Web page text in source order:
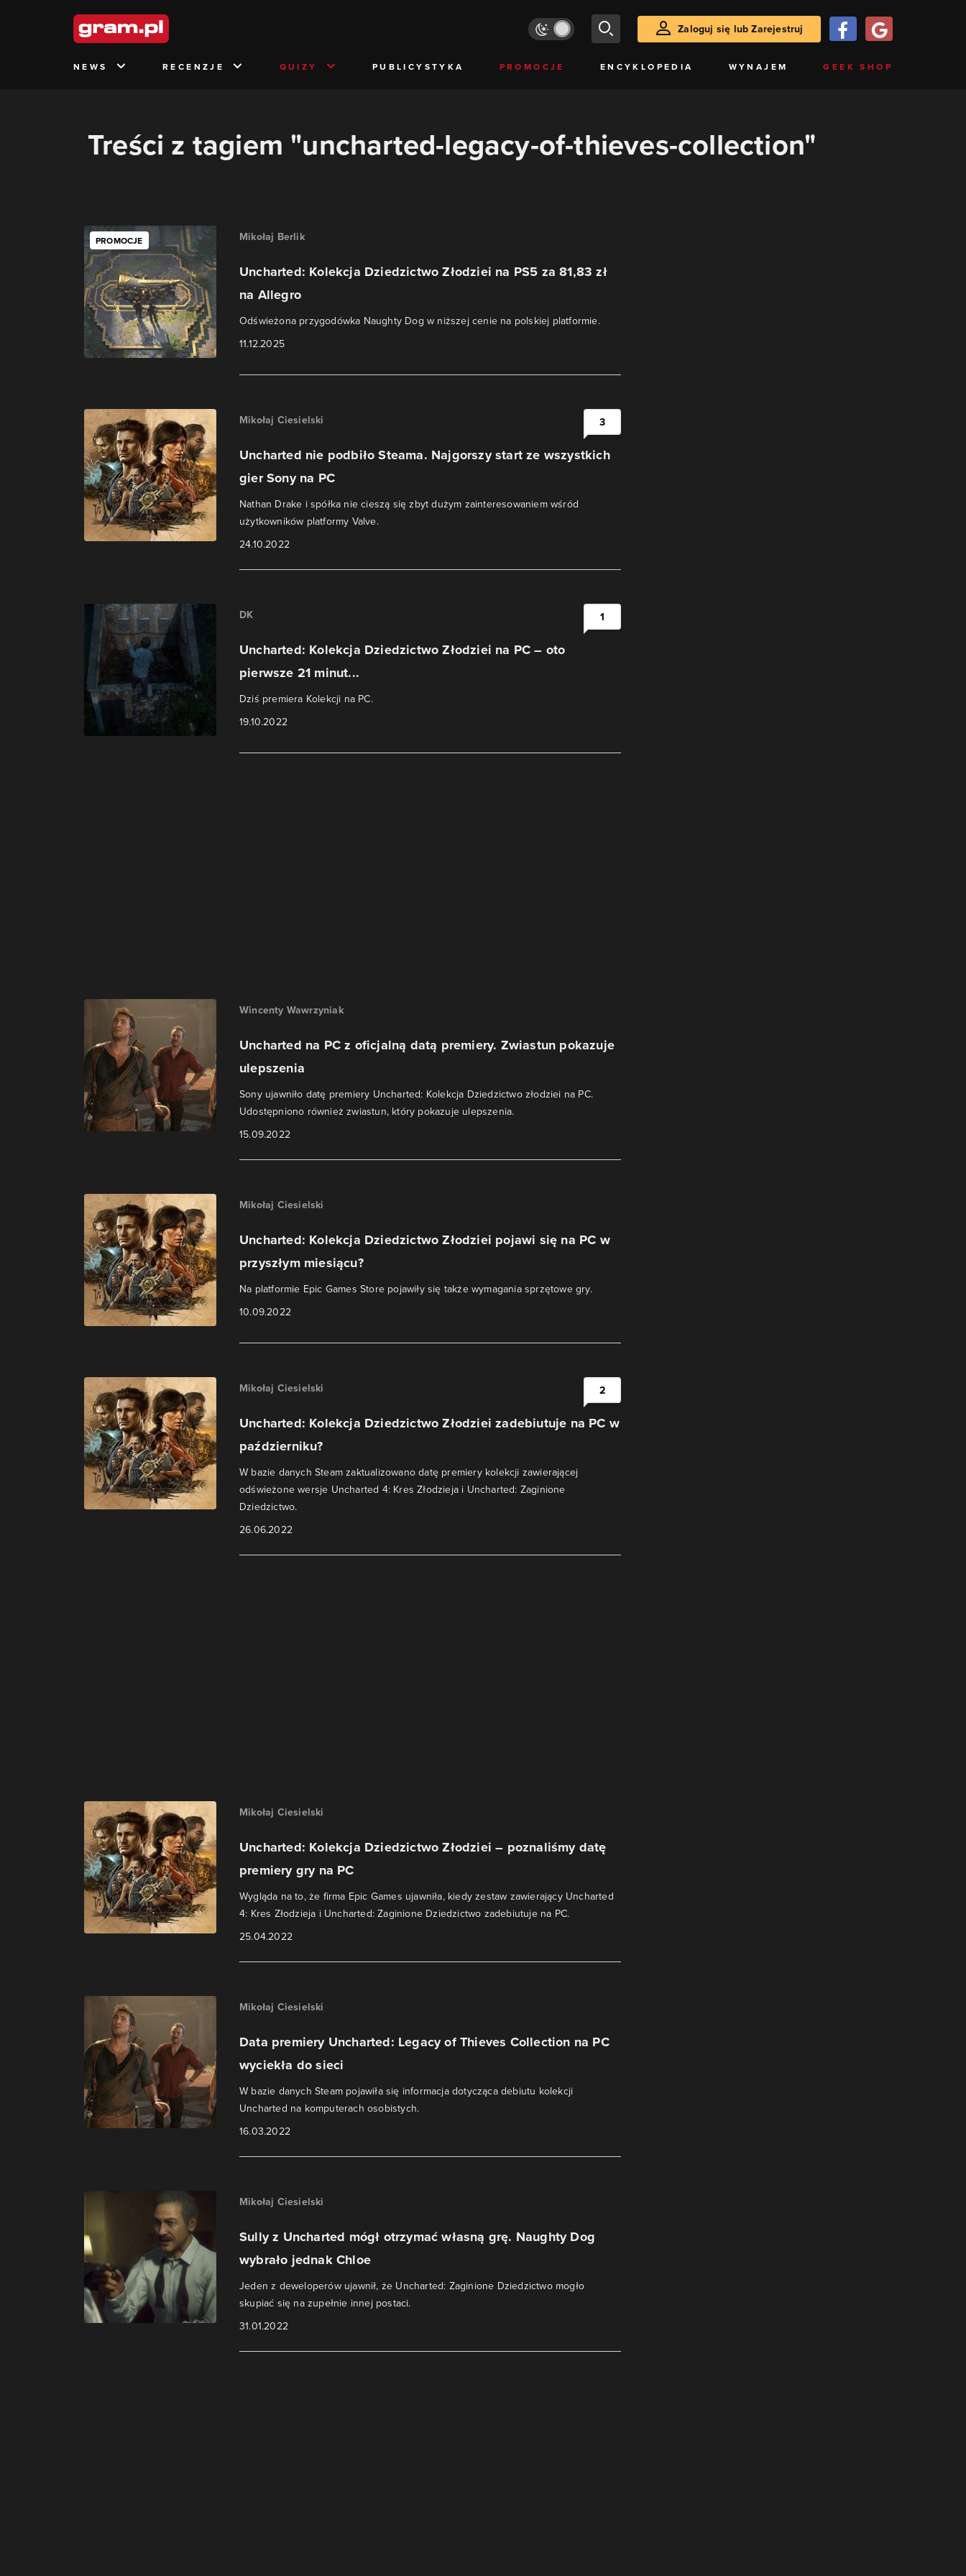
Zaloguj się lub Zarejestruj
NEWS RECENZJE QUIZY PUBLICYSTYKA PROMOCJE ENCYKLOPEDIA WYNAJEM GEEK SHOP
Treści z tagiem "uncharted-legacy-of-thieves-collection"
PROMOCJE Mikołaj Berlik
Uncharted: Kolekcja Dziedzictwo Złodziei na PS5 za 81,83 zł
na Allegro
Odświeżona przygodówka Naughty Dog w niższej cenie na polskiej platformie.
11.12.2025
Mikołaj Ciesielski
Uncharted nie podbiło Steama. Najgorszy start ze wszystkich
gier Sony na PC
Nathan Drake i spółka nie cieszą się zbyt dużym zainteresowaniem wśród
użytkowników platformy Valve.
24.10.2022
3
DK
Uncharted: Kolekcja Dziedzictwo Złodziei na PC – oto
pierwsze 21 minut...
Dziś premiera Kolekcji na PC.
19.10.2022
1
Wincenty Wawrzyniak
Uncharted na PC z oficjalną datą premiery. Zwiastun pokazuje
ulepszenia
Sony ujawniło datę premiery Uncharted: Kolekcja Dziedzictwo złodziei na PC.
Udostępniono również zwiastun, który pokazuje ulepszenia.
15.09.2022
Mikołaj Ciesielski
Uncharted: Kolekcja Dziedzictwo Złodziei pojawi się na PC w
przyszłym miesiącu?
Na platformie Epic Games Store pojawiły się także wymagania sprzętowe gry.
10.09.2022
Mikołaj Ciesielski
Uncharted: Kolekcja Dziedzictwo Złodziei zadebiutuje na PC w
październiku?
W bazie danych Steam zaktualizowano datę premiery kolekcji zawierającej
odświeżone wersje Uncharted 4: Kres Złodzieja i Uncharted: Zaginione
Dziedzictwo.
26.06.2022
2
Mikołaj Ciesielski
Uncharted: Kolekcja Dziedzictwo Złodziei – poznaliśmy datę
premiery gry na PC
Wygląda na to, że firma Epic Games ujawniła, kiedy zestaw zawierający Uncharted
4: Kres Złodzieja i Uncharted: Zaginione Dziedzictwo zadebiutuje na PC.
25.04.2022
Mikołaj Ciesielski
Data premiery Uncharted: Legacy of Thieves Collection na PC
wyciekła do sieci
W bazie danych Steam pojawiła się informacja dotycząca debiutu kolekcji
Uncharted na komputerach osobistych.
16.03.2022
Mikołaj Ciesielski
Sully z Uncharted mógł otrzymać własną grę. Naughty Dog
wybrało jednak Chloe
Jeden z deweloperów ujawnił, że Uncharted: Zaginione Dziedzictwo mogło
skupiać się na zupełnie innej postaci.
31.01.2022